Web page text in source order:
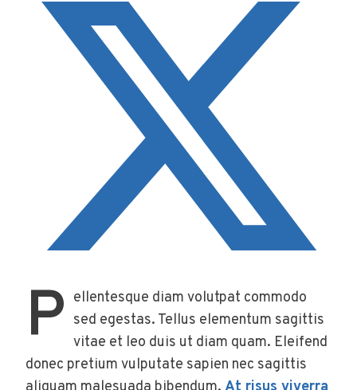
P ellentesque diam volutpat commodo
sed egestas. Tellus elementum sagittis
vitae et leo duis ut diam quam. Eleifend
donec pretium vulputate sapien nec sagittis